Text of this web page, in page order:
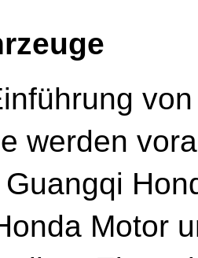
werden
Motor